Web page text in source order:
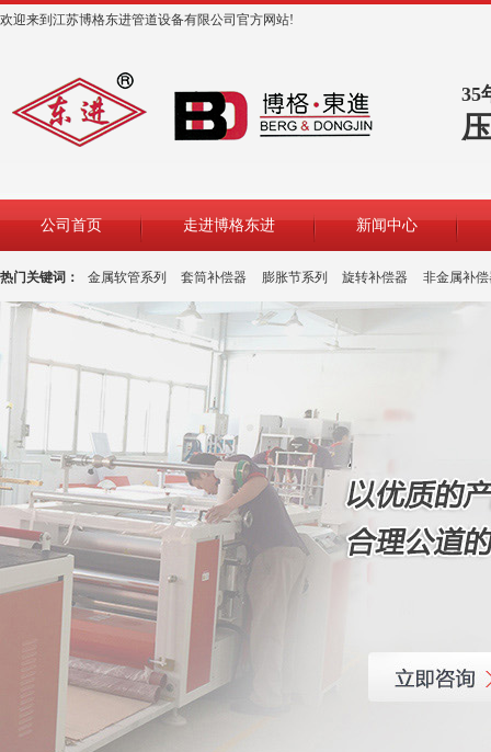
欢迎来到江苏博格东进管道设备有限公司官方网站!
35
公司首页 走进博格东进 新闻中心
热门关键词： 金属软管系列 套筒补偿器 膨胀节系列 旋转补偿器 非金属补